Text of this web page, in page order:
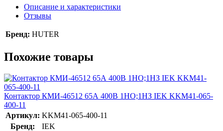
Описание и характеристики
Отзывы
Бренд: HUTER
Похожие товары
Контактор КМИ-46512 65А 400В 1НО;1НЗ IEK KKM41-065-
400-11
Артикул: KKM41-065-400-11
Бренд:
IEK